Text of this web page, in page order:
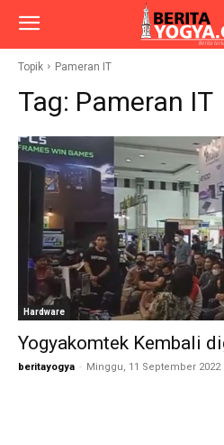
Topik Pameran IT
Tag: Pameran IT
Hardware
Yogyakomtek Kembali
beritayogya - Minggu, 11 September 2022